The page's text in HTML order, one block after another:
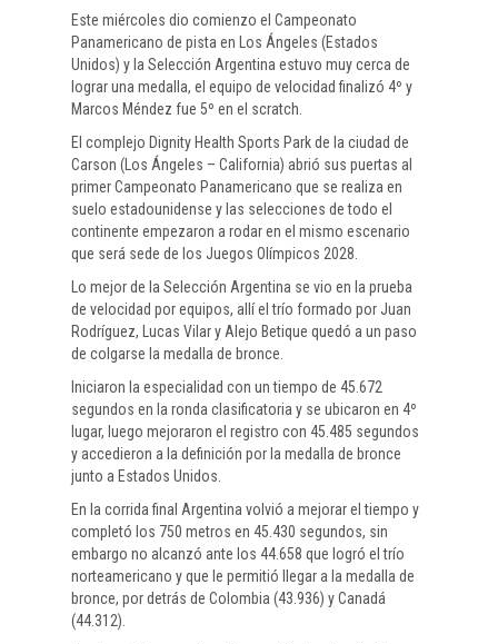
Este miércoles dio comienzo el Campeonato
Panamericano de pista en Los Ángeles (Estados
Unidos) y la Selección Argentina estuvo muy cerca de
lograr una medalla, el equipo de velocidad finalizó 4º y
Marcos Méndez fue 5º en el scratch.
El complejo Dignity Health Sports Park de la ciudad de
Carson (Los Ángeles – California) abrió sus puertas al
primer Campeonato Panamericano que se realiza en
suelo estadounidense y las selecciones de todo el
continente empezaron a rodar en el mismo escenario
que será sede de los Juegos Olímpicos 2028.
Lo mejor de la Selección Argentina se vio en la prueba
de velocidad por equipos, allí el trío formado por Juan
Rodríguez, Lucas Vilar y Alejo Betique quedó a un paso
de colgarse la medalla de bronce.
Iniciaron la especialidad con un tiempo de 45.672
segundos en la ronda clasificatoria y se ubicaron en 4º
lugar, luego mejoraron el registro con 45.485 segundos
y accedieron a la definición por la medalla de bronce
junto a Estados Unidos.
En la corrida final Argentina volvió a mejorar el tiempo y
completó los 750 metros en 45.430 segundos, sin
embargo no alcanzó ante los 44.658 que logró el trío
norteamericano y que le permitió llegar a la medalla de
bronce, por detrás de Colombia (43.936) y Canadá
(44.312).